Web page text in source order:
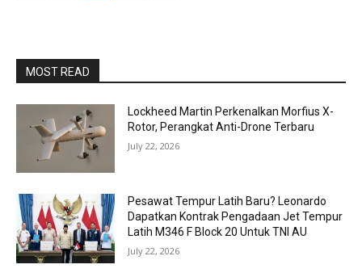
MOST READ
Lockheed Martin Perkenalkan Morfius X-
Rotor, Perangkat Anti-Drone Terbaru
July 22, 2026
Pesawat Tempur Latih Baru? Leonardo
Dapatkan Kontrak Pengadaan Jet Tempur
Latih M346 F Block 20 Untuk TNI AU
July 22, 2026